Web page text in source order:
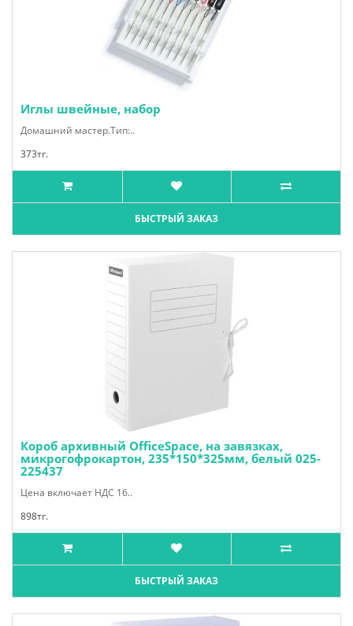
Иглы швейные, набор
Домашний мастер.Тип:..
373тг.
БЫСТРЫЙ ЗАКАЗ
Короб архивный OfficeSpace, на завязках,
микрогофрокартон, 235*150*325мм, белый 025-
225437
Цена включает НДС 16..
898тг.
БЫСТРЫЙ ЗАКАЗ